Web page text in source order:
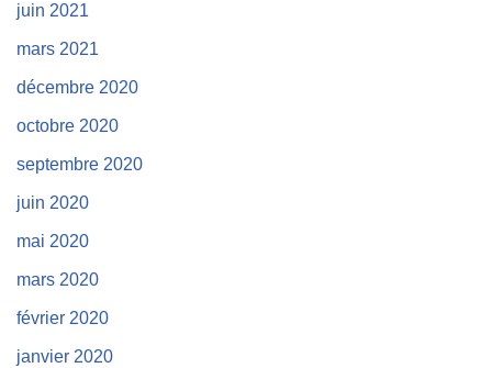
juin 2021
mars 2021
décembre 2020
octobre 2020
septembre 2020
juin 2020
mai 2020
mars 2020
février 2020
janvier 2020